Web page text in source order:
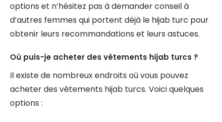
options et n’hésitez pas à demander conseil à
d’autres femmes qui portent déjà le hijab turc pour
obtenir leurs recommandations et leurs astuces.
Où puis-je acheter des vêtements hijab turcs ?
Il existe de nombreux endroits où vous pouvez
acheter des vêtements hijab turcs. Voici quelques
options :